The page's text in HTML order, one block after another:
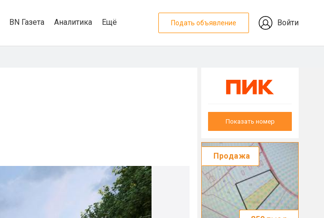
BN Газета Аналитика Ещё Подать объявление Войти
Показать номер
Продажа